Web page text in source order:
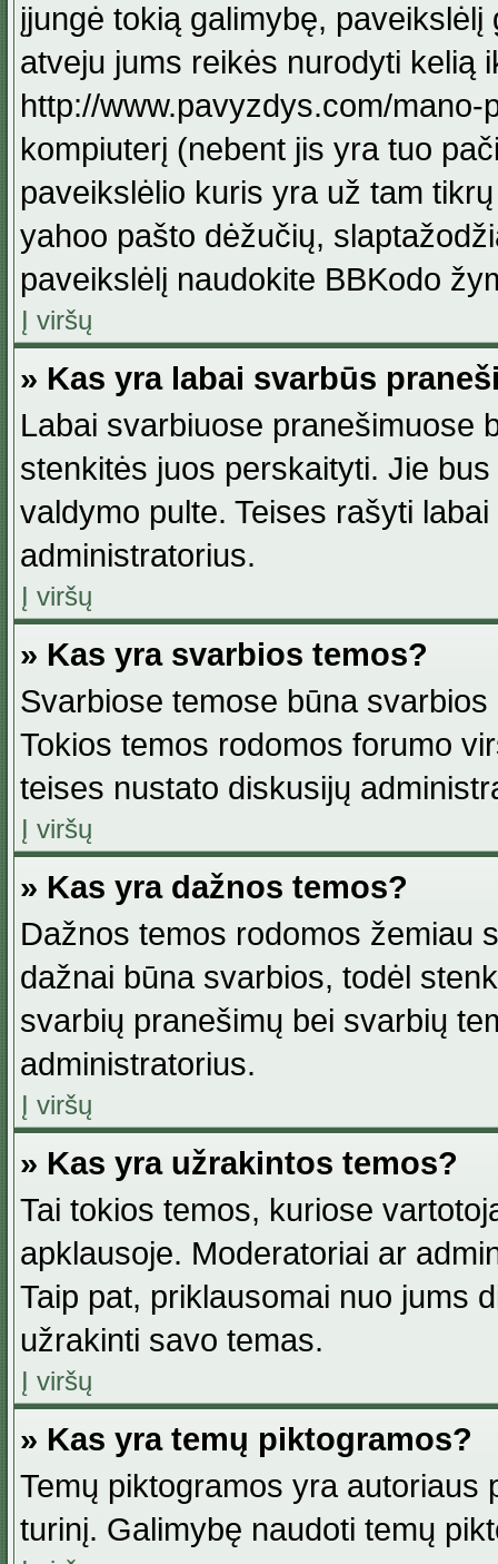
įjungė tokią galimybę,
atveju jums reikės nurodyti kelią
http://www.pavyzdys.com/
kompiuterį (nebent jis yra tuo
paveikslėlio kuris yra už tam
yahoo pašto dėžučių,
paveikslėlį naudokite BBKodo
Į viršų
» Kas yra labai svarbūs
Labai svarbiuose pranešimuose
stenkitės juos perskaityti. Jie
valdymo pulte. Teises rašyti
administratorius.
Į viršų
» Kas yra svarbios temos?
Svarbiose temose būna
Tokios temos rodomos forumo
teises nustato diskusijų
Į viršų
» Kas yra dažnos temos?
Dažnos temos rodomos žemiau
dažnai būna svarbios, todėl
svarbių pranešimų bei svarbių
administratorius.
Į viršų
» Kas yra užrakintos temos?
Tai tokios temos, kuriose
apklausoje. Moderatoriai ar
Taip pat, priklausomai nuo jums
užrakinti savo temas.
Į viršų
» Kas yra temų piktogramos?
Temų piktogramos yra autoriaus
turinį. Galimybę naudoti temų